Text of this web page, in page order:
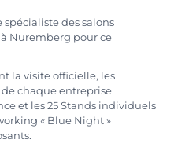
des salons
à Nuremberg pour ce
la visite officielle, les
chaque entreprise
et les 25 Stands individuels
« Blue Night »